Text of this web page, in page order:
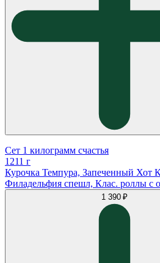
Сет 1 килограмм счастья
1211 г
Курочка Темпура, Запеченный Хот
Филадельфия спешл, Клас. роллы с
1 390 ₽